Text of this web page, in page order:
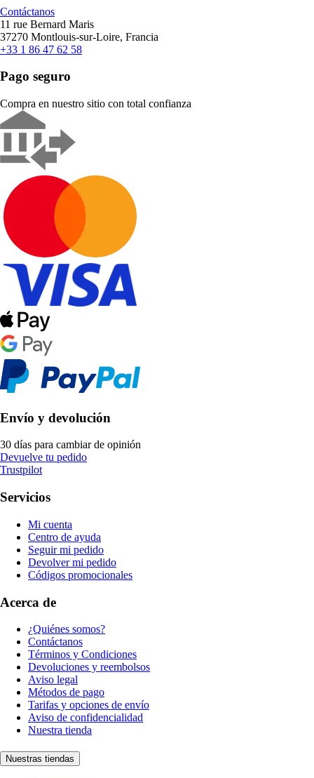
Contáctanos
11 rue Bernard Maris
37270 Montlouis-sur-Loire, Francia
+33 1 86 47 62 58
Pago seguro
Compra en nuestro sitio con total confianza
Envío y devolución
30 días para cambiar de opinión
Devuelve tu pedido
Trustpilot
Servicios
Mi cuenta
Centro de ayuda
Seguir mi pedido
Devolver mi pedido
Códigos promocionales
Acerca de
¿Quiénes somos?
Contáctanos
Términos y Condiciones
Devoluciones y reembolsos
Aviso legal
Métodos de pago
Tarifas y opciones de envío
Aviso de confidencialidad
Nuestra tienda
Nuestras tiendas